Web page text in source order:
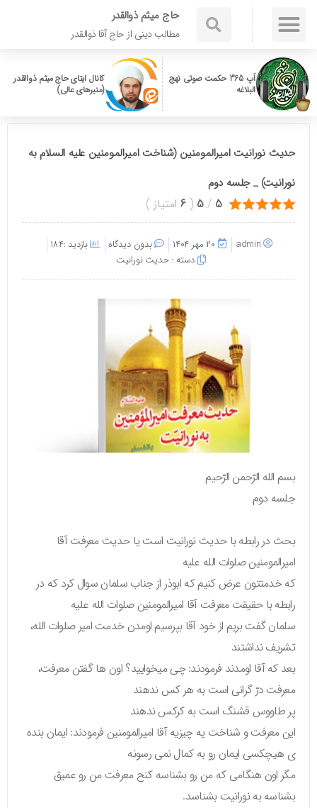
حاج میثم ذوالقدر
مطالب دینی از حاج آقا ذوالقدر
اَپ 365 حکمت صوتی نهج
البلاغه
کانال ایتای حاج میثم ذوالقدر
(منبرهای عالی)
حدیث نورانیت امیرالمومنین (شناخت امیرالمومنین علیه السلام به
نورانیت) _ جلسه دوم
5
/
5
(
6 امتیاز)
admin ۲۰ مهر ۱۴۰۴ بدون دیدگاه
بازدید :184
دسته :حدیث نورانیت
بسم الله الرّحمن الرّحیم
جلسه دوم
بحث در رابطه با حدیث نورانیت است یا حدیث معرفت آقا
امیرالمومنین صلوات الله علیه
که خدمتتون عرض کنیم که ابوذر از جناب سلمان سوال کرد که در
رابطه با حقیقت معرفت آقا امیرالمومنین صلوات الله علیه
سلمان گفت بریم از خود آقا بپرسیم اومدن خدمت امیر صلوات الله،
تشریف نداشتند
بعد که آقا اومدند فرمودند: چی میخوایید؟ اون ها گفتن معرفت،
معرفت درّ گرانی است به هر کس ندهند
پر طاووس قشنگ است به کرکس ندهند
این معرفت و شناخت یه چیزیه آقا امیرالمومنین فرمودند: ایمان بنده
ی هیچکسی ایمان رو به کمال نمی رسونه
مگر اون هنگامی که من رو بشناسه کنح معرفت من رو عمیق
بشناسه به نورانیت بشناسد.